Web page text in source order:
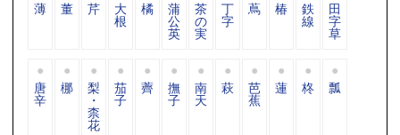
薄 董 芹 大
根
橘 蒲
公
英
茶
の
実
丁
字
蔦 椿 鉄
線
田
字
草
唐
辛
梛 梨
・
柰
花
茄
子
薺 撫
子
南
天
萩 芭
蕉
蓮 柊 瓢